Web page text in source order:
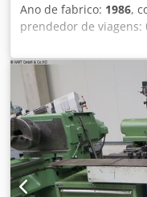
Ano de fabrico: 1986,
prendedor de viagens:
de viagens: 0-2000
250kN (25t); no
máximo. diâmetro de
comprimento de
4200 x 900 mm;
electr. carga total
W = 1695 H = 1660